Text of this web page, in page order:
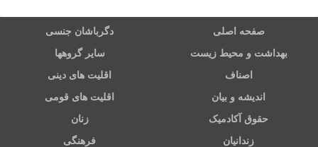
صفحه اصلی دگرباشان جنسی
بهداشت و محیط زیست سایر گروهها
اصناف اقلیت های دینی
اندیشه و بیان اقلیت های قومی
حقوق آکادمیک زنان
زندانیان فرهنگی